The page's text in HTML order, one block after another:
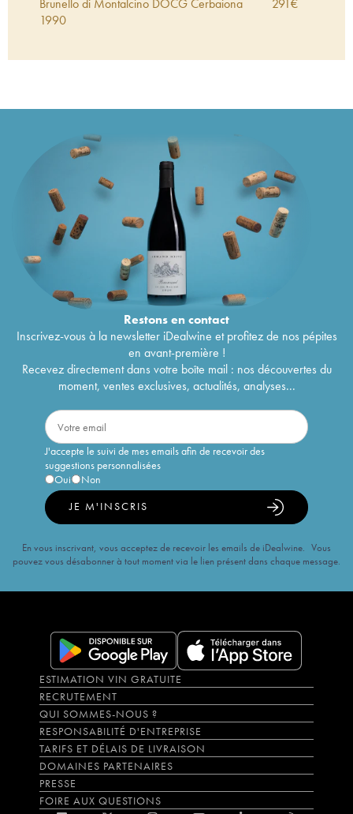
Brunello di Montalcino DOCG Cerbaiona
1990
291€
Restons encontact
Inscrivez-vous à la newsletter iDealwine et profitez de nos pépites
en avant-première !
Recevez directement dans votre boîte mail : nos découvertes du
moment, ventes exclusives, actualités, analyses...
J'accepte le suivi de mes emails afin de recevoir des
suggestions personnalisées
Oui
Non
JE M'INSCRIS
En vous inscrivant, vous acceptez de recevoir les emails de iDealwine. Vous
pouvez vous désabonner à tout moment via le lien présent dans chaque message.
ESTIMATION VIN GRATUITE
RECRUTEMENT
QUI SOMMES-NOUS ?
RESPONSABILITÉ D'ENTREPRISE
TARIFS ET DÉLAIS DE LIVRAISON
DOMAINES PARTENAIRES
PRESSE
FOIRE AUX QUESTIONS